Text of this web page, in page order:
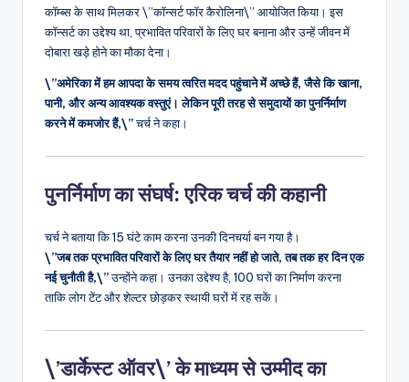
कॉम्ब्स के साथ मिलकर \”कॉन्सर्ट फॉर कैरोलिना\” आयोजित किया। इस
कॉन्सर्ट का उद्देश्य था, प्रभावित परिवारों के लिए घर बनाना और उन्हें जीवन में
दोबारा खड़े होने का मौका देना।
\”अमेरिका में हम आपदा के समय त्वरित मदद पहुंचाने में अच्छे हैं, जैसे कि खाना,
पानी, और अन्य आवश्यक वस्तुएं। लेकिन पूरी तरह से समुदायों का पुनर्निर्माण
करने में कमजोर हैं,\”चर्च ने कहा।
पुनर्निर्माण का संघर्ष: एरिक चर्च की कहानी
चर्च ने बताया कि 15 घंटे काम करना उनकी दिनचर्या बन गया है।
\”जब तक प्रभावित परिवारों के लिए घर तैयार नहीं हो जाते, तब तक हर दिन एक
नई चुनौती है,\”उन्होंने कहा। उनका उद्देश्य है, 100 घरों का निर्माण करना
ताकि लोग टेंट और शेल्टर छोड़कर स्थायी घरों में रह सकें।
\’डार्केस्ट ऑवर\’ के माध्यम से उम्मीद का